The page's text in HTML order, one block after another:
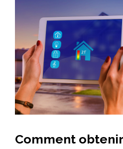
Comment